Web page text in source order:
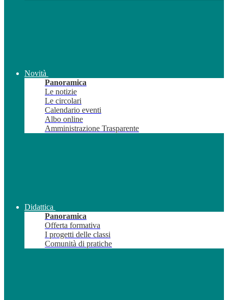
Novità
Panoramica
Le notizie
Le circolari
Calendario eventi
Albo online
Amministrazione Trasparente
Didattica
Panoramica
Offerta formativa
I progetti delle classi
Comunità di pratiche